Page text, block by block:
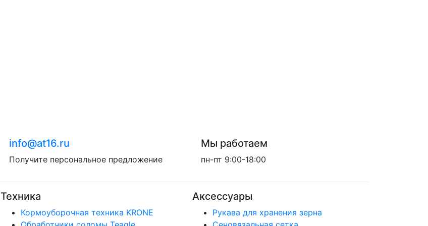
info@at16.ru
Получите персональное предложение
Мы работаем
пн-пт 9:00-18:00
Техника
Кормоуборочная техника KRONE
Аксессуары
Рукава для хранения зерна